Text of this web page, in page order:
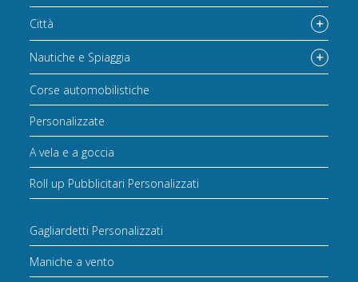
Città
Nautiche e Spiaggia
Corse automobilistiche
Personalizzate
A vela e a goccia
Roll up Pubblicitari Personalizzati
Gagliardetti Personalizzati
Maniche a vento